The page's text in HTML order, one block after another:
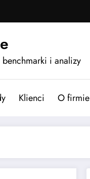
i analizy
Klienci O firmie